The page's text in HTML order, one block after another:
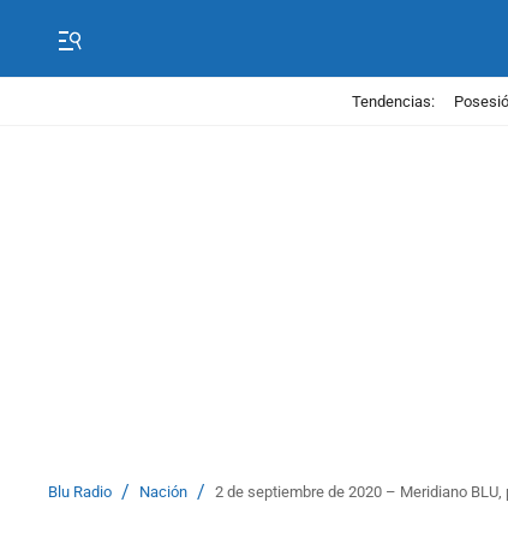
Tendencias:
Blu Radio / Nación / 2 de septiembre de 2020 – Meridiano